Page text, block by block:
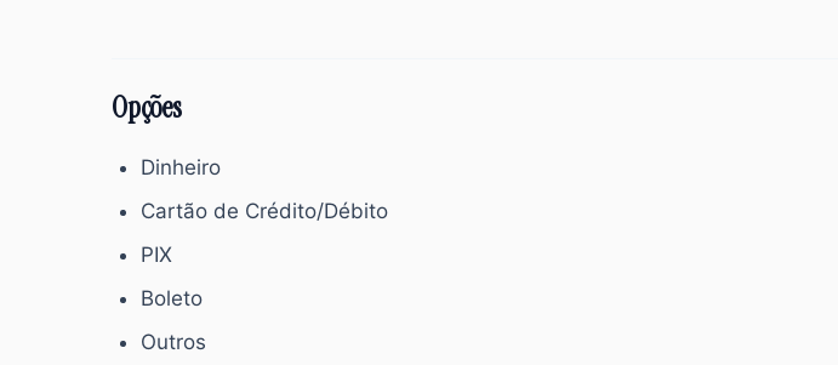
Opções
Dinheiro
Cartão de Crédito/Débito
PIX
Boleto
Outros